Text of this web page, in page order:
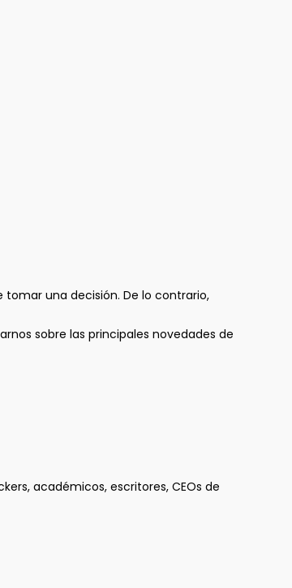
una decisión. De lo contrario,
sobre las principales novedades de
académicos, escritores, CEOs de